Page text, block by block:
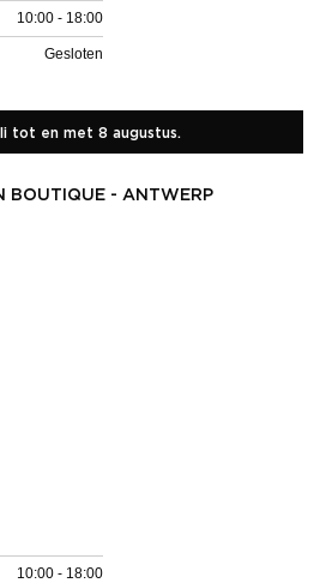
10:00 - 18:00
Gesloten
tot en met 8 augustus.
BOUTIQUE - ANTWERP
10:00 - 18:00